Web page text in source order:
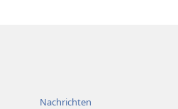
Nachrichten